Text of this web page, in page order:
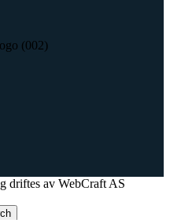
driftes av WebCraft AS